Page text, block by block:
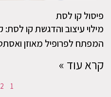
פיסול קו לסת
מילוי עיצוב והדגשת קו
המפתח לפרופיל מאוזן
קרא עוד »
1
2